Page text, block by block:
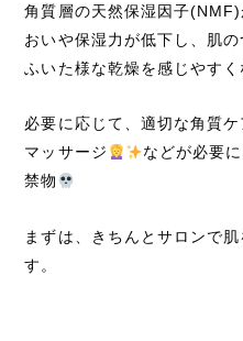
角質層の天然保湿因子
おいや保湿力が低下し、肌
ふいた様な乾燥を感じやすく
必要に応じて、適切な角質
マッサージ
などが必要
禁物
まずは、きちんとサロンで
す。